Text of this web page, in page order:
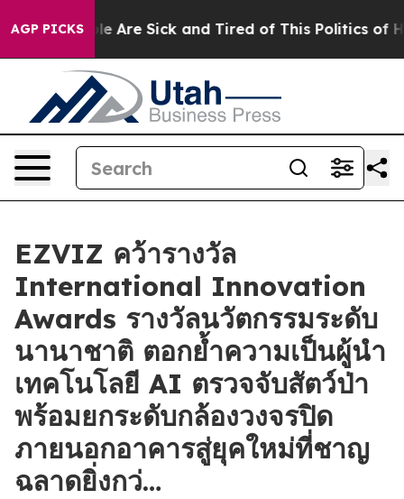
AGP PICKS
“People Are Sick and Tired of This Politics of
EZVIZ คว้ารางวัล
International Innovation
Awards รางวัลนวัตกรรมระดับ
นานาชาติ ตอกย้ำความเป็นผู้นำ
เทคโนโลยี AI ตรวจจับสัตว์ป่า
พร้อมยกระดับกล้องวงจรปิด
ภายนอกอาคารสู่ยุคใหม่ที่ชาญ
ฉลาดยิ่งกว่…